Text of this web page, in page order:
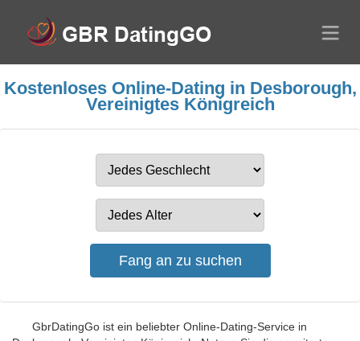
Kostenloses Online-Dating in Desborough,
Vereinigtes Königreich
GbrDatingGo ist ein beliebter Online-Dating-Service in